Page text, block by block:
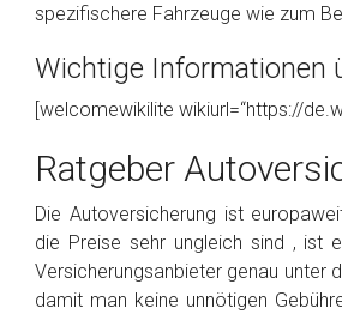
PLZ und Ort
Foto Nr. 1
Foto Nr. 2
Foto Nr. 3
spezifischere Fahrzeuge wie zum
Wichtige Informationen
[welcomewikilite wikiurl=“https://
Ratgeber
Die Autoversicherung ist
die Preise sehr ungleich sind , ist
Versicherungsanbieter genau unter
damit man keine unnötigen